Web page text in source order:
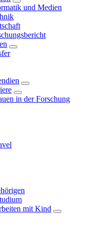
und Medien
in der Forschung
mit Kind